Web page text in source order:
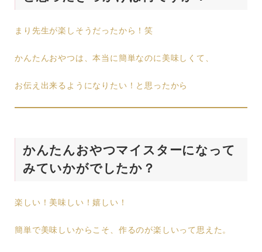
まり先生が楽しそうだったから！笑
かんたんおやつは、本当に簡単なのに美味しくて、
お伝え出来るようになりたい！と思ったから
かんたんおやつマイスターになって
みていかがでしたか？
楽しい！美味しい！嬉しい！
簡単で美味しいからこそ、作るのが楽しいって思えた。